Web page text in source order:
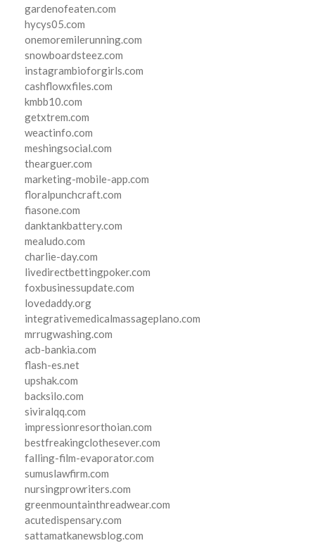
gardenofeaten.com
hycys05.com
onemoremilerunning.com
snowboardsteez.com
instagrambioforgirls.com
cashflowxfiles.com
kmbb10.com
getxtrem.com
weactinfo.com
meshingsocial.com
thearguer.com
marketing-mobile-app.com
floralpunchcraft.com
fiasone.com
danktankbattery.com
mealudo.com
charlie-day.com
livedirectbettingpoker.com
foxbusinessupdate.com
lovedaddy.org
integrativemedicalmassageplano.com
mrrugwashing.com
acb-bankia.com
flash-es.net
upshak.com
backsilo.com
siviralqq.com
impressionresorthoian.com
bestfreakingclothesever.com
falling-film-evaporator.com
sumuslawfirm.com
nursingprowriters.com
greenmountainthreadwear.com
acutedispensary.com
sattamatkanewsblog.com